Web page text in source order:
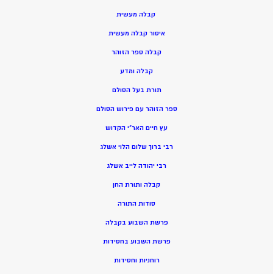
קבלה מעשית
איסור קבלה מעשית
קבלה ספר הזוהר
קבלה ומדע
תורת בעל הסולם
ספר הזוהר עם פירוש הסולם
עץ חיים האר”י הקדוש
רבי ברוך שלום הלוי אשלג
רבי יהודה לייב אשלג
קבלה ותורת החן
סודות התורה
פרשת השבוע בקבלה
פרשת השבוע בחסידות
רוחניות וחסידות